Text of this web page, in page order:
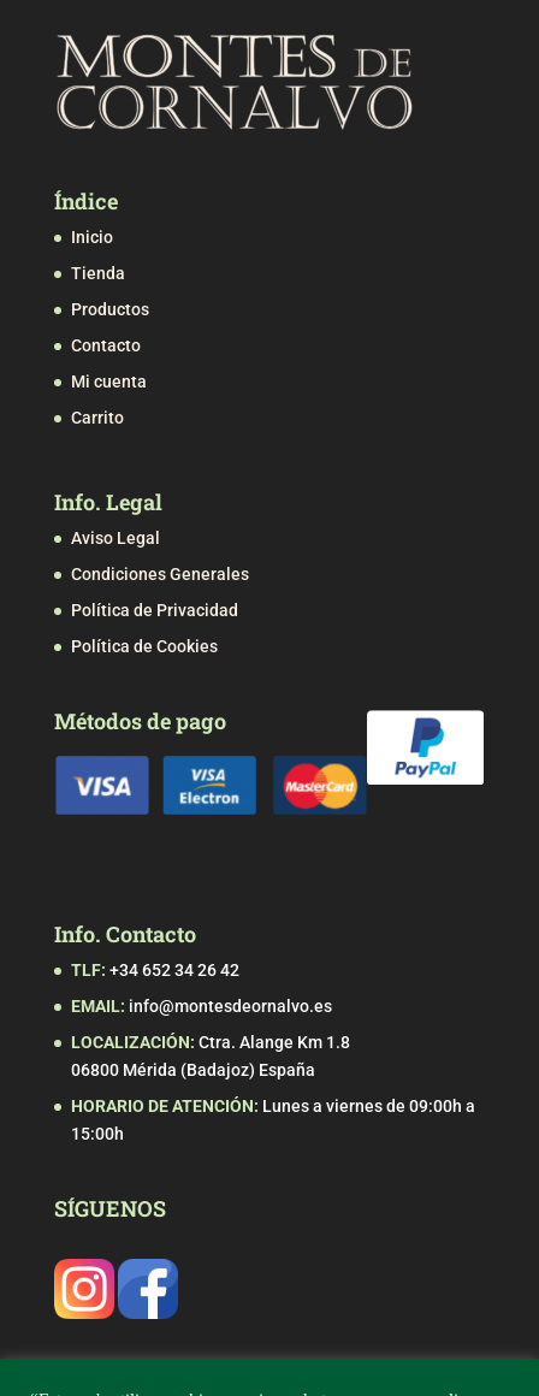
Índice
Inicio
Tienda
Productos
Contacto
Mi cuenta
Carrito
Info. Legal
Aviso Legal
Condiciones Generales
Política de Privacidad
Política de Cookies
Métodos de pago
Info. Contacto
TLF: +34 652 34 26 42
EMAIL: info@montesdeornalvo.es
LOCALIZACIÓN: Ctra. Alange Km 1.8
06800 Mérida (Badajoz) España
HORARIO DE ATENCIÓN: Lunes a viernes de 09:00h a
15:00h
SÍGUENOS